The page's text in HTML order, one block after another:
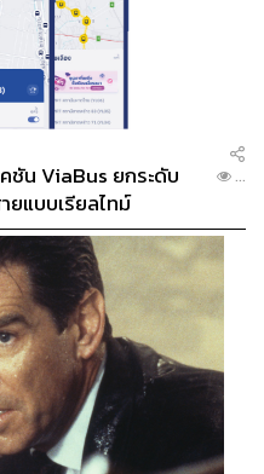
ชัน ViaBus ยกระดับ
แบบเรียลไทม์
...